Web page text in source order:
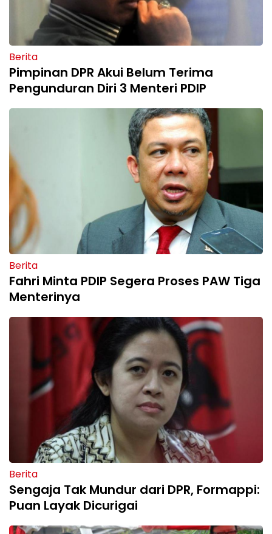
Berita
Pimpinan DPR Akui Belum Terima
Pengunduran Diri 3 Menteri PDIP
Berita
Fahri Minta PDIP Segera Proses PAW Tiga
Menterinya
Berita
Sengaja Tak Mundur dari DPR, Formappi:
Puan Layak Dicurigai